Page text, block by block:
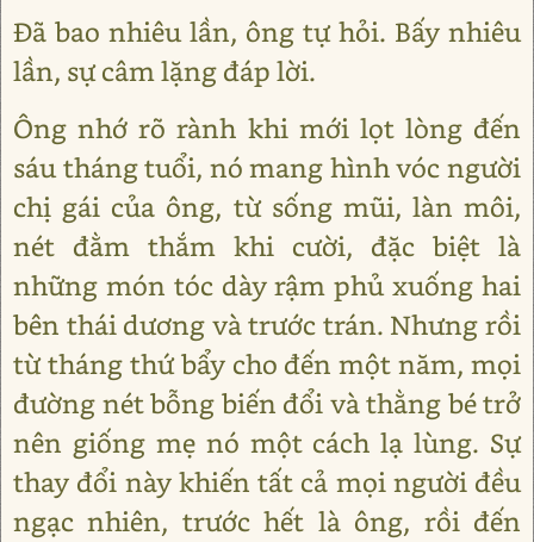
Đã bao nhiêu lần, ông tự hỏi. Bấy nhiêu
lần, sự câm lặng đáp lời.
Ông nhớ rõ rành khi mới lọt lòng đến
sáu tháng tuổi, nó mang hình vóc người
chị gái của ông, từ sống mũi, làn môi,
nét đằm thắm khi cười, đặc biệt là
những món tóc dày rậm phủ xuống hai
bên thái dương và trước trán. Nhưng rồi
từ tháng thứ bẩy cho đến một năm, mọi
đường nét bỗng biến đổi và thằng bé trở
nên giống mẹ nó một cách lạ lùng. Sự
thay đổi này khiến tất cả mọi người đều
ngạc nhiên, trước hết là ông, rồi đến